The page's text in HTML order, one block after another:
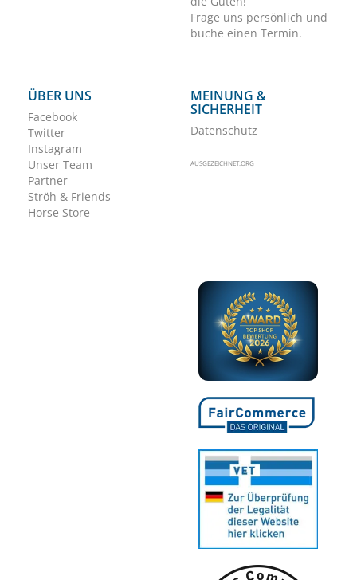
Frage uns persönlich und
buche einen Termin.
ÜBER UNS
Facebook
Twitter
Instagram
Unser Team
Partner
Ströh & Friends
Horse Store
MEINUNG &
SICHERHEIT
Datenschutz
AUSGEZEICHNET.ORG